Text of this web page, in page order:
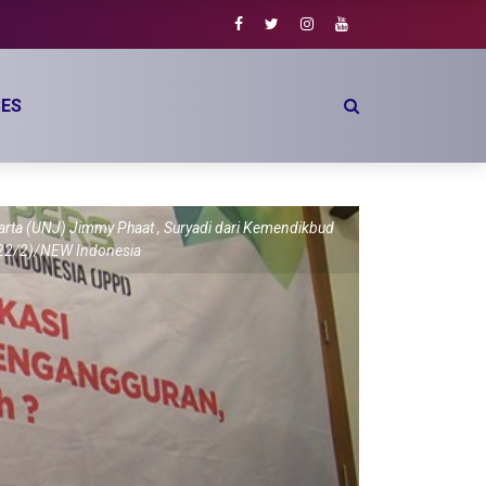
(UNJ) Jimmy Phaat , Suryadi dari Kemendikbud
2)/NEW Indonesia